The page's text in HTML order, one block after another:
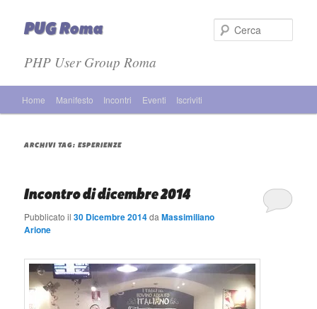
PUG Roma
PHP User Group Roma
Menù principale
Vai al contenuto principale
Vai al contenuto secondario
Home Manifesto Incontri Eventi Iscriviti
ARCHIVI TAG:ESPERIENZE
Incontro di dicembre 2014
Pubblicato il30 Dicembre 2014daMassimiliano
Arione